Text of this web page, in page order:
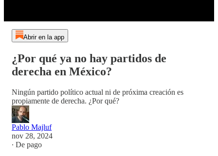
Abrir en la app
¿Por qué ya no hay partidos de
derecha en México?
Ningún partido político actual ni de próxima creación es
propiamente de derecha. ¿Por qué?
Pablo Majluf
nov 28, 2024
∙ De pago